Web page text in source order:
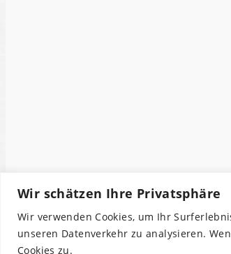
Wir schätzen Ihre Privatsphäre
Wir verwenden Cookies, um Ihr
unseren Datenverkehr zu analysieren.
Cookies zu.